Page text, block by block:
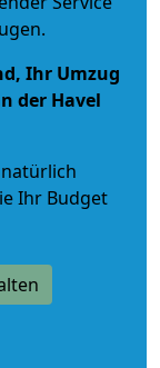
Ihr Umzug
der Havel
Ihr Budget